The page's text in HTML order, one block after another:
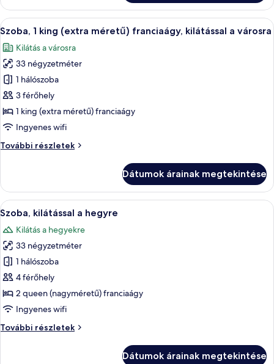
kilátással
a
hegyre
méretű)
franciaágy,
kilátással
hegyre
további
részletei
A
következő
szoba
összes
képének
megtekintése:
Szoba,
1
(extra
kilátással
a
városra
Egy város éjszakai panorámája,
6
Szoba, 1 king (extra méretű) franciaágy, kilátással a városra
Kilátás a városra
33 négyzetméter
1 hálószoba
3 férőhely
1 king (extra méretű) franciaágy
Ingyenes wifi
További részletek
Szoba,
méretű)
franciaágy,
kilátással
városra
további
részletei
Dátumok árainak megtekintése
A
következő
szoba
összes
képének
megtekintése:
Szoba,
kilátással
hegyre
Egy kétágyas szoba íróasztallal,
6
Szoba, kilátással a hegyre
Kilátás a hegyekre
33 négyzetméter
1 hálószoba
4 férőhely
2 queen (nagyméretű) franciaágy
Ingyenes wifi
További részletek
Szoba,
Dátumok árainak megtekintése